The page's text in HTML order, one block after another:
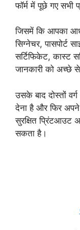
फॉर्म में पूछे गए सभी
जिसमें कि आपका
सिग्नेचर, पासपोर्ट
सर्टिफिकेट, कास्ट
जानकारी को अच्छे
उसके बाद दोस्तों
देना है और फिर
सुरक्षित प्रिंटआउट
सकता है।